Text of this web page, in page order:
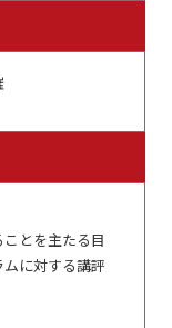
とを主たる目
に対する講評